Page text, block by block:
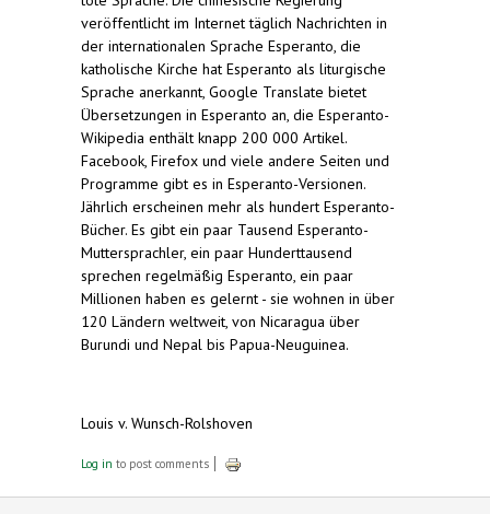
veröffentlicht im Internet täglich Nachrichten in
der internationalen Sprache Esperanto, die
katholische Kirche hat Esperanto als liturgische
Sprache anerkannt, Google Translate bietet
Übersetzungen in Esperanto an, die Esperanto-
Wikipedia enthält knapp 200 000 Artikel.
Facebook, Firefox und viele andere Seiten und
Programme gibt es in Esperanto-Versionen.
Jährlich erscheinen mehr als hundert Esperanto-
Bücher. Es gibt ein paar Tausend Esperanto-
Muttersprachler, ein paar Hunderttausend
sprechen regelmäßig Esperanto, ein paar
Millionen haben es gelernt - sie wohnen in über
120 Ländern weltweit, von Nicaragua über
Burundi und Nepal bis Papua-Neuguinea.
Louis v. Wunsch-Rolshoven
Log in to post comments